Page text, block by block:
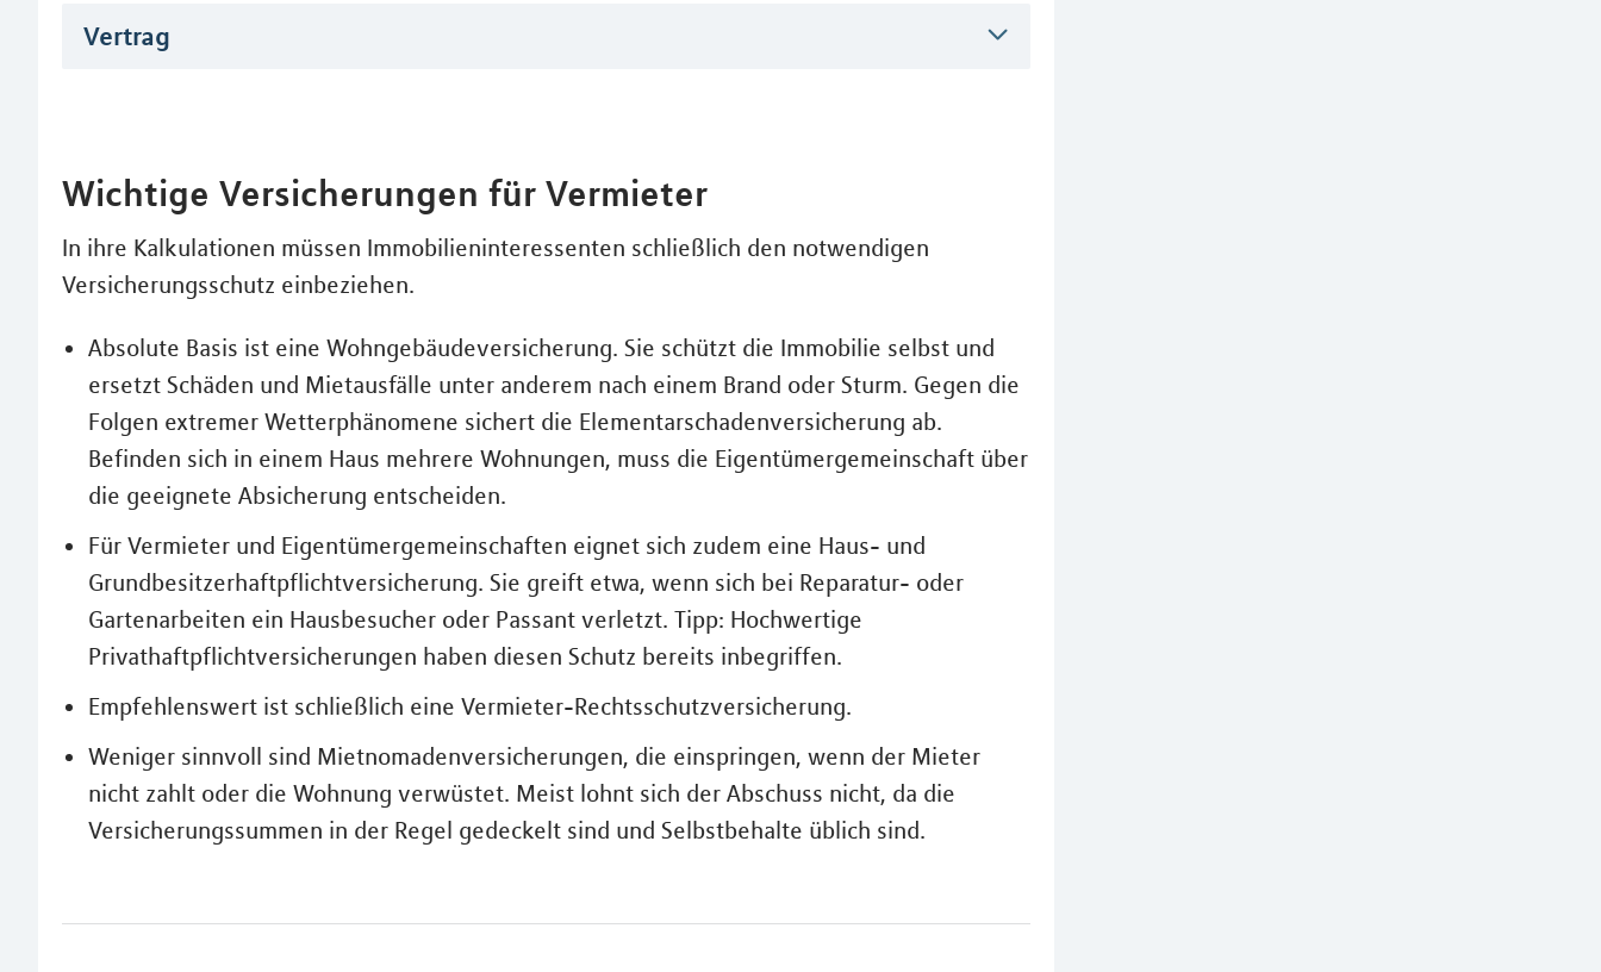
Vertrag
Wichtige Versicherungen für Vermieter
In ihre Kalkulationen müssen Immobilieninteressenten schließlich den notwendigen
Versicherungsschutz einbeziehen.
Absolute Basis ist eine Wohngebäudeversicherung. Sie schützt die Immobilie selbst und
ersetzt Schäden und Mietausfälle unter anderem nach einem Brand oder Sturm. Gegen die
Folgen extremer Wetterphänomene sichert die Elementarschadenversicherung ab.
Befinden sich in einem Haus mehrere Wohnungen, muss die Eigentümergemeinschaft über
die geeignete Absicherung entscheiden.
Für Vermieter und Eigentümergemeinschaften eignet sich zudem eine Haus- und
Grundbesitzerhaftpflichtversicherung. Sie greift etwa, wenn sich bei Reparatur- oder
Gartenarbeiten ein Hausbesucher oder Passant verletzt. Tipp: Hochwertige
Privathaftpflichtversicherungen haben diesen Schutz bereits inbegriffen.
Empfehlenswert ist schließlich eine Vermieter-Rechtsschutzversicherung.
Weniger sinnvoll sind Mietnomadenversicherungen, die einspringen, wenn der Mieter
nicht zahlt oder die Wohnung verwüstet. Meist lohnt sich der Abschuss nicht, da die
Versicherungssummen in der Regel gedeckelt sind und Selbstbehalte üblich sind.